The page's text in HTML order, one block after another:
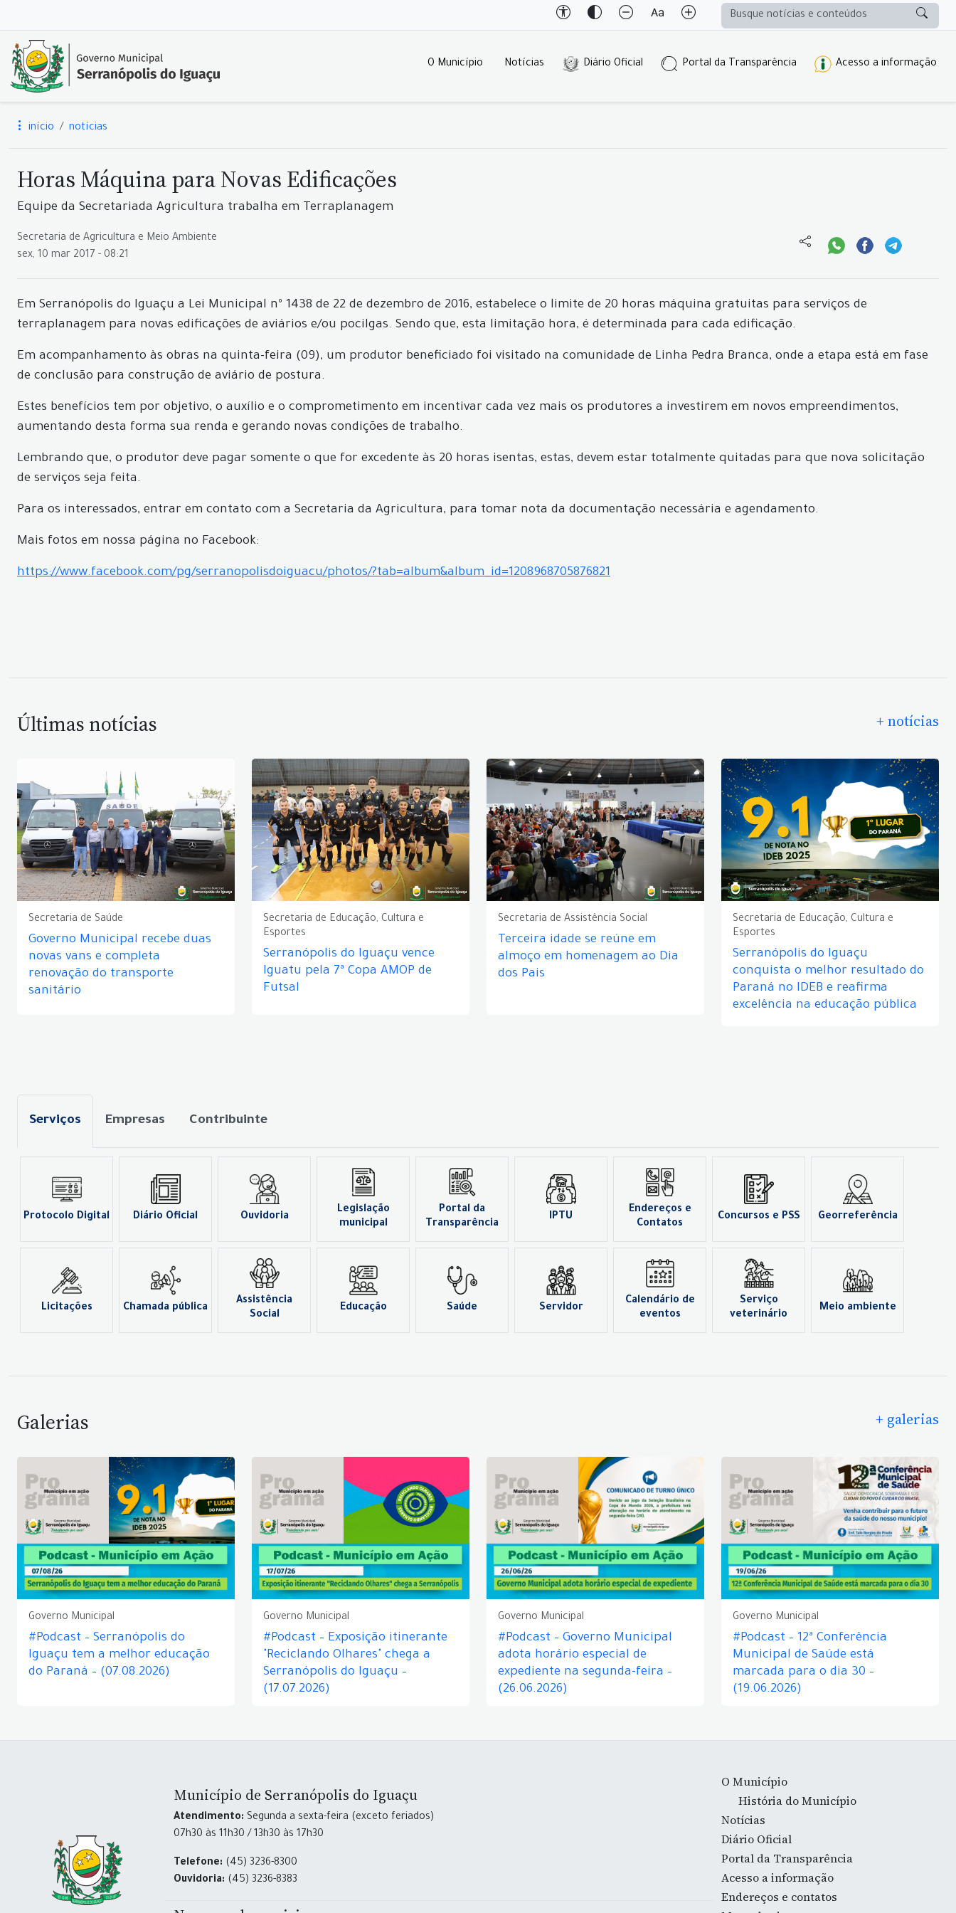
O Município Notícias Diário Oficial Portal da Transparência Acesso a informação
início notícias
Horas Máquina para Novas Edificações
Equipe da Secretariada Agricultura trabalha em Terraplanagem
Secretaria de Agricultura e Meio Ambiente
sex, 10 mar 2017 - 08:21
Em Serranópolis do Iguaçu a Lei Municipal nº 1438 de 22 de dezembro de 2016, estabelece o limite de 20 horas máquina gratuitas para serviços de
terraplanagem para novas edificações de aviários e/ou pocilgas. Sendo que, esta limitação hora, é determinada para cada edificação.
Em acompanhamento às obras na quinta-feira (09), um produtor beneficiado foi visitado na comunidade de Linha Pedra Branca, onde a etapa está em fase
de conclusão para construção de aviário de postura.
Estes benefícios tem por objetivo, o auxílio e o comprometimento em incentivar cada vez mais os produtores a investirem em novos empreendimentos,
aumentando desta forma sua renda e gerando novas condições de trabalho.
Lembrando que, o produtor deve pagar somente o que for excedente às 20 horas isentas, estas, devem estar totalmente quitadas para que nova solicitação
de serviços seja feita.
Para os interessados, entrar em contato com a Secretaria da Agricultura, para tomar nota da documentação necessária e agendamento.
Mais fotos em nossa página no Facebook:
https://www.facebook.com/pg/serranopolisdoiguacu/photos/?tab=album&album_id=1208968705876821
Últimas notícias + notícias
Secretaria de Saúde
Governo Municipal recebe duas
novas vans e completa
renovação do transporte
sanitário
Secretaria de Educação, Cultura e
Esportes
Serranópolis do Iguaçu vence
Iguatu pela 7ª Copa AMOP de
Futsal
Secretaria de Assistência Social
Terceira idade se reúne em
almoço em homenagem ao Dia
dos Pais
Secretaria de Educação, Cultura e
Esportes
Serranópolis do Iguaçu
conquista o melhor resultado do
Paraná no IDEB e reafirma
excelência na educação pública
Serviços Empresas Contribuinte
Protocolo Digital Diário Oficial Ouvidoria
Legislação
municipal
Portal da
Transparência
IPTU
Endereços e
Contatos
Concursos e PSS Georreferência
Licitações Chamada pública
Assistência
Social
Educação Saúde Servidor
Calendário de
eventos
Serviço
veterinário
Meio ambiente
Galerias + galerias
Governo Municipal
#Podcast – Serranópolis do
Iguaçu tem a melhor educação
do Paraná – (07.08.2026)
Governo Municipal
#Podcast – Exposição itinerante
"Reciclando Olhares" chega a
Serranópolis do Iguaçu –
(17.07.2026)
Governo Municipal
#Podcast – Governo Municipal
adota horário especial de
expediente na segunda-feira –
(26.06.2026)
Governo Municipal
#Podcast – 12ª Conferência
Municipal de Saúde está
marcada para o dia 30 –
(19.06.2026)
Município de Serranópolis do Iguaçu
Atendimento: Segunda a sexta-feira (exceto feriados)
07h30 às 11h30 / 13h30 às 17h30
Telefone: (45) 3236-8300
Ouvidoria: (45) 3236-8383
O Município
História do Município
Notícias
Diário Oficial
Portal da Transparência
Acesso a informação
Endereços e contatos